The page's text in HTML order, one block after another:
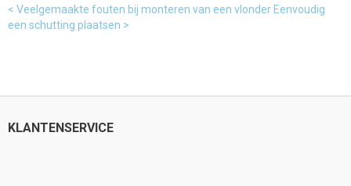
< Veelgemaakte fouten bij monteren van een vlonder Eenvoudig
een schutting plaatsen >
KLANTENSERVICE